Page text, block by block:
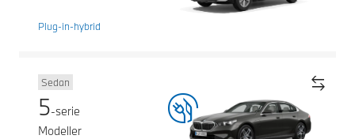
Plug-in-hybrid
Sedan
5-serie
Modeller